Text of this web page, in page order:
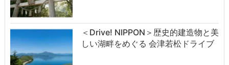
＜Drive! NIPPON＞歴史的建造物と美
しい湖畔をめぐる 会津若松ドライブ